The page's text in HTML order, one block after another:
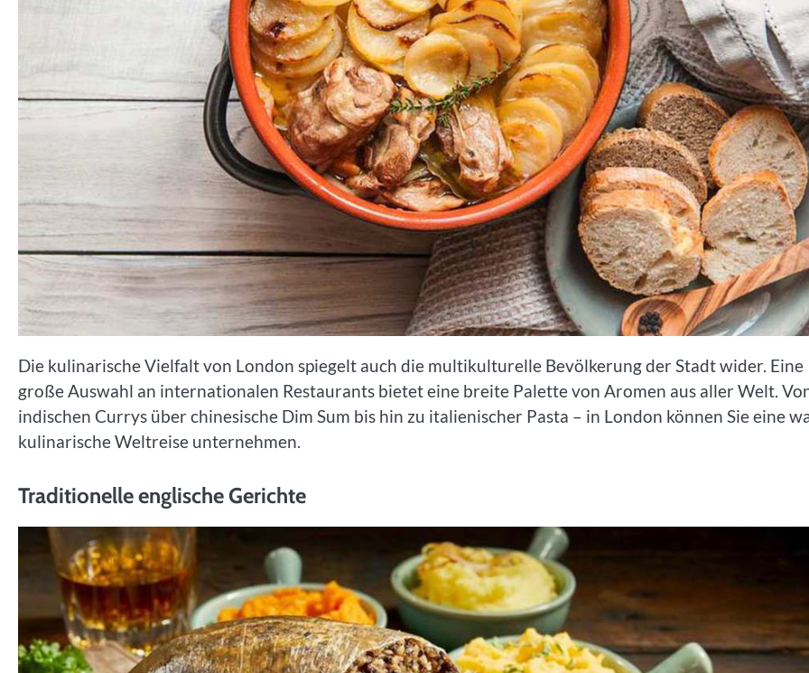
Die kulinarische Vielfalt von London spiegelt auch die multikulturelle Bevölkerung der Stadt wider. Eine
große Auswahl an internationalen Restaurants bietet eine breite Palette von Aromen aus aller Welt.
indischen Currys über chinesische Dim Sum bis hin zu italienischer Pasta – in London können Sie eine
kulinarische Weltreise unternehmen.
Traditionelle englische Gerichte